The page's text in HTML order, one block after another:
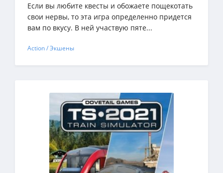
Если вы любите квесты и обожаете пощекотать
свои нервы, то эта игра определенно придется
вам по вкусу. В ней участвую пяте...
Action / Экшены